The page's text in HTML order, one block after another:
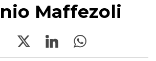
Maffezoli